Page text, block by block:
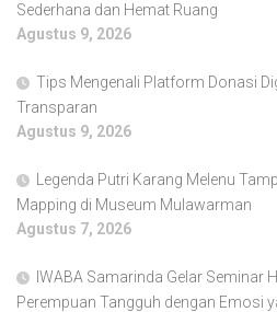
Sederhana dan Hemat Ruang
Agustus 9, 2026
Tips Mengenali Platform Donasi
Transparan
Agustus 9, 2026
Legenda Putri Karang Melenu
Mapping di Museum Mulawarman
Agustus 7, 2026
IWABA Samarinda Gelar Seminar
Perempuan Tangguh dengan Emosi